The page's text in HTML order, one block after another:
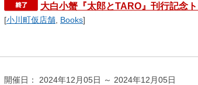
大白小蟹『太郎とTARO』刊行記念
[小川町仮店舗 Books]
開催日： 2024年12月05日 ～ 2024年12月05日